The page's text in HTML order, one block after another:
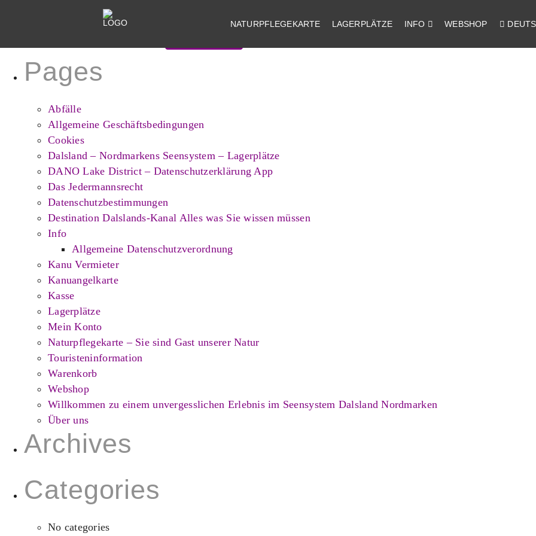
NATURPFLEGEKARTE LAGERPLÄTZE INFO WEBSHOP
Pages
Abfälle
Allgemeine Geschäftsbedingungen
Cookies
Dalsland – Nordmarkens Seensystem – Lagerplätze
DANO Lake District – Datenschutzerklärung App
Das Jedermannsrecht
Datenschutzbestimmungen
Destination Dalslands-Kanal Alles was Sie wissen müssen
Info
Allgemeine Datenschutzverordnung
Kanu Vermieter
Kanuangelkarte
Kasse
Lagerplätze
Mein Konto
Naturpflegekarte – Sie sind Gast unserer Natur
Touristeninformation
Warenkorb
Webshop
Willkommen zu einem unvergesslichen Erlebnis im Seensystem Dalsland Nordmarken
Über uns
Archives
Categories
No categories